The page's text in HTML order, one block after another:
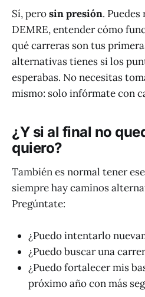
Sí, perosin presión.
DEMRE, entender cómo
qué carreras son tus
alternativas tienes si los
esperabas. No necesitas
mismo: solo infórmate con
¿Y si al final no
quiero?
También es normal tener
siempre hay caminos
Pregúntate:
¿Puedo intentarlo
¿Puedo buscar una
¿Puedo fortalecer mis
próximo año con más